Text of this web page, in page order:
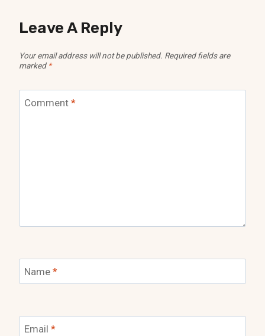
Leave A Reply
Your email address will not be published. Required fields are
marked *
Comment *
Name *
Email *